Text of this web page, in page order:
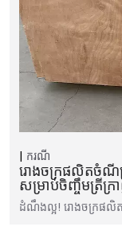
ករណី
រោងចក្រផលិតចំណី
សម្រាប់ចិញ្ចឹមត្រីក្
ដំណឹងល្អ! រោងចក្រផលិ